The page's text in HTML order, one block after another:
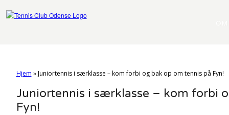
Hjem »Juniortennis i særklasse – kom forbi og bak op om tennis på Fyn!
Juniortennis i særklasse – kom forbi
Fyn!